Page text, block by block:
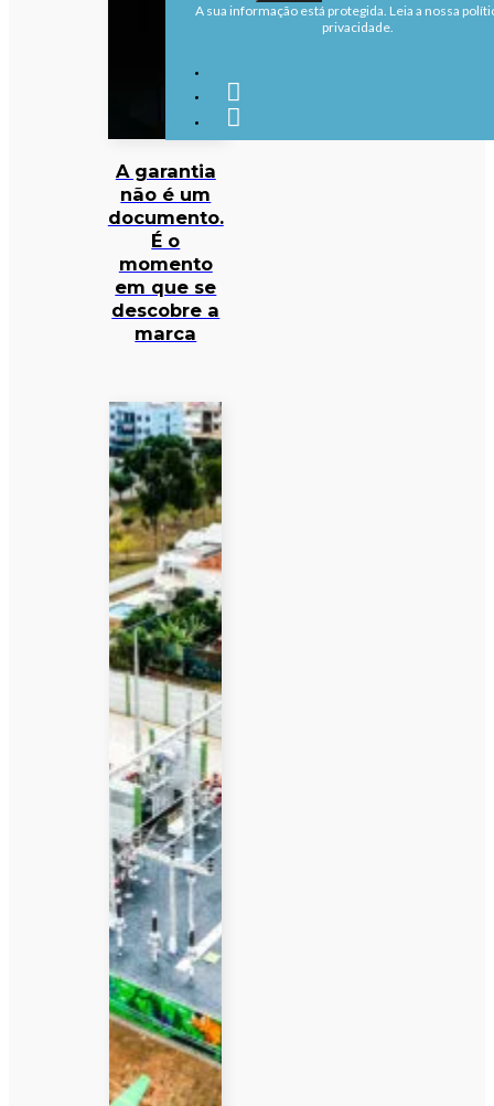
A garantia
não é um
documento.
É o
momento
em que se
descobre a
marca
A sua informação está protegida. Leia a nossa
privacidade.